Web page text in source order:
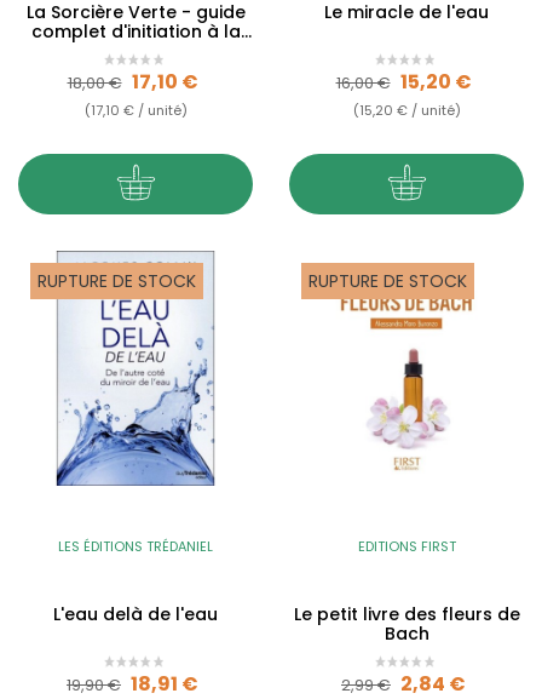
La Sorcière Verte - guide
complet d'initiation à la
magie naturelle
Prix de base
18,00 € Prix
17,10 €
(17,10 € / unité)
Le miracle de l'eau
Prix de base
16,00 € Prix
15,20 €
(15,20 € / unité)
RUPTURE DE STOCK
LES ÉDITIONS TRÉDANIEL
L'eau delà de l'eau
Prix de base
19,90 € Prix
18,91 €
RUPTURE DE STOCK
EDITIONS FIRST
Le petit livre des fleurs de
Bach
Prix de base
2,99 € Prix
2,84 €